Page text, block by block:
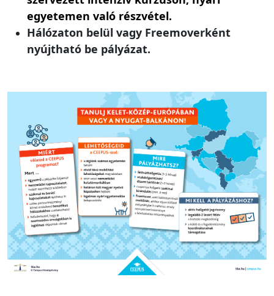
egyetemen való részvétel.
Hálózaton belül vagy Freemoverként
nyújtható be pályázat.